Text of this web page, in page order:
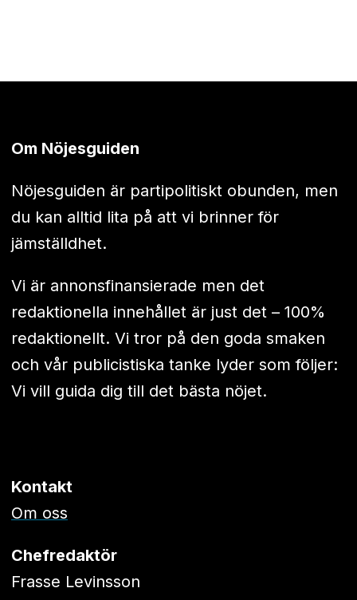
Om Nöjesguiden
Nöjesguiden är partipolitiskt obunden, men
du kan alltid lita på att vi brinner för
jämställdhet.
Vi är annonsfinansierade men det
redaktionella innehållet är just det – 100%
redaktionellt. Vi tror på den goda smaken
och vår publicistiska tanke lyder som följer:
Vi vill guida dig till det bästa nöjet.
Kontakt
Om oss
Chefredaktör
Frasse Levinsson